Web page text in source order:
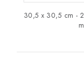
30,5 x 30,5 cm -